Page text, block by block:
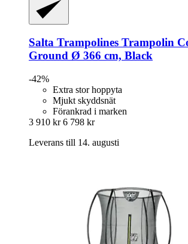
Salta Trampolines Trampolin
Ground Ø 366 cm, Black
-42%
Extra stor hoppyta
Mjukt skyddsnät
Förankrad i marken
3 910 kr 6 798 kr
Leverans till 14. augusti